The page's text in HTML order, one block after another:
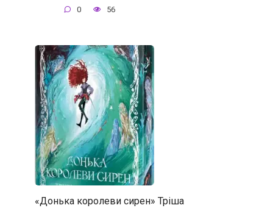
0 56
«Донька королеви сирен» Тріша